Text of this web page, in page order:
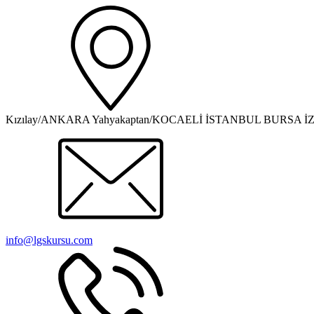
Kızılay/ANKARA Yahyakaptan/KOCAELİ İSTANBUL BURSA
info@lgskursu.com